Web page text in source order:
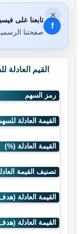
×
f
تابعنا على
صفحتنا
القيم العادلة